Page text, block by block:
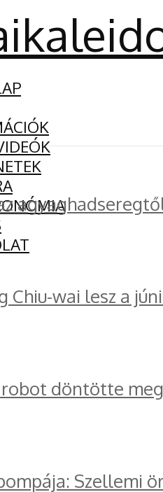
Chiu-wai lesz a
döntötte
Szellemi